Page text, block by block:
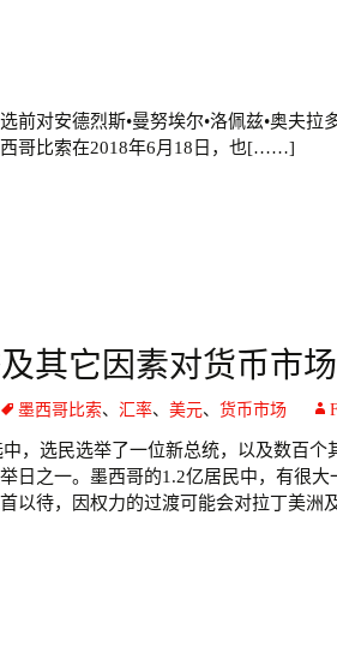
前对安德烈斯•曼努埃尔•洛佩兹•奥夫
哥比索在2018年6月18日，也[……]
其它因素对货币市
墨西哥比索、 汇率、 美元、 货币市场
，选民选举了一位新总统，以及数百
日之一。墨西哥的1.2亿居民中，有很
以待，因权力的过渡可能会对拉丁美洲